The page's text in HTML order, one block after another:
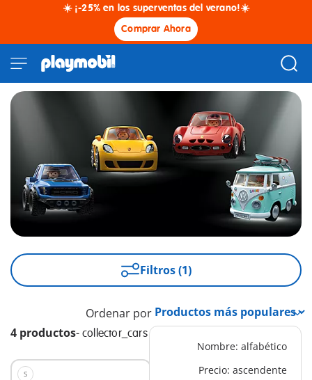
☀️ ¡-25% en los superventas del verano!☀️
Comprar Ahora
Filtros (1)
4 productos- collector_cars
Ordenar por
Nombre: alfabético
Precio: ascendente
S